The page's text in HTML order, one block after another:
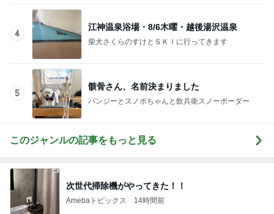
4
江神温泉浴場・8/6木曜・越後湯沢温泉
柴犬さくらのすけとＳＫＩに行ってきます
5
骸骨さん、名前決まりました
パンジーとスノボちゃんと飲兵衛スノーボーダー
このジャンルの記事をもっと見る
次世代掃除機がやってきた！！
Amebaトピックス 14時間前